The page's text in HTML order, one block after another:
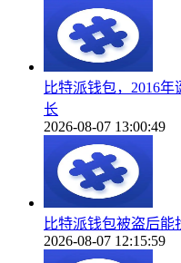
比特派钱包，2016
长
2026-08-07 13:00:49
比特派钱包被盗后
2026-08-07 12:15:59